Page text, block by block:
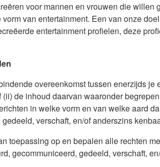
voor mannen en vrouwen die
van entertainment. Een van onze
entertainment profielen, deze
overeenkomst tussen enerzijds
de inhoud daarvan waaronder
in welke vorm en van welke aard
verschaft, en/of anderszins
toepassing op en bepalen alle rechten
gecommuniceerd, gedeeld, verschaft,